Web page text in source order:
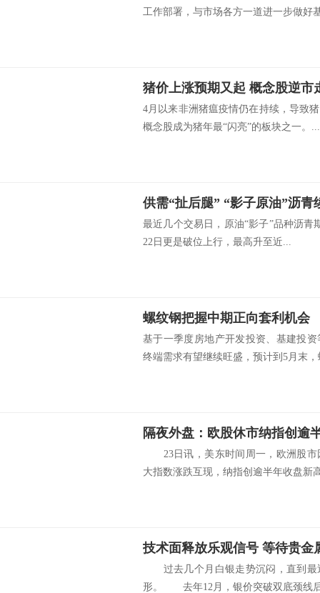
工作部署，与市场各方一道进一步做好
猪价上涨预期又起 概念股逆市
4月以来非洲猪瘟疫情仍在持续，导致
概念股成为猪年最“闪亮”的板块之一。...
供需“扯后腿” “影子原油”沥青
最近几个交易日，原油“影子”品种沥青
22日更是破位上行，最高升至近...
螺纹钢把握中期正向套利机会
基于一季度房地产开发投资、基建投
终端需求有望继续旺盛，预计到5月末
23日讯，美东时间周一，欧洲股市
大指数涨跌互现，纳指创逾半年收盘新
技术面释放乐观信号 等待贵金
过去几个月白银走势沉闷，直到最
形。 去年12月，银价突破双底颈线